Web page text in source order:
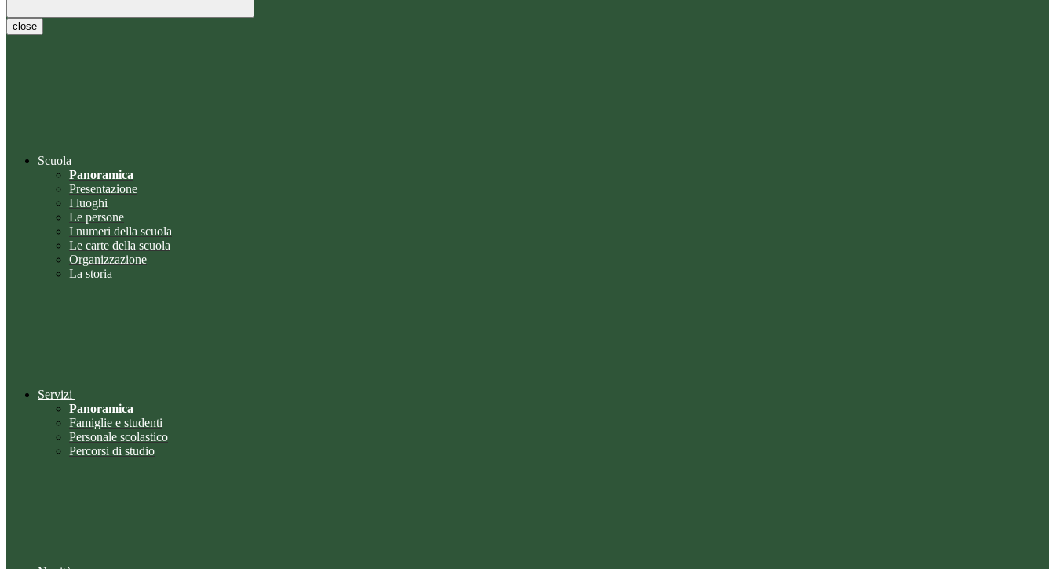
close
Scuola
Panoramica
Presentazione
I luoghi
Le persone
I numeri della scuola
Le carte della scuola
Organizzazione
La storia
Servizi
Panoramica
Famiglie e studenti
Personale scolastico
Percorsi di studio